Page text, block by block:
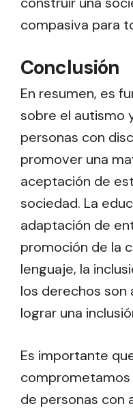
compasiva para
Conclusión
En resumen, es
sobre el autismo
personas con
promover una
aceptación de
sociedad. La
adaptación de
promoción de la
lenguaje, la
los derechos son
lograr una
Es importante
comprometamos
de personas con